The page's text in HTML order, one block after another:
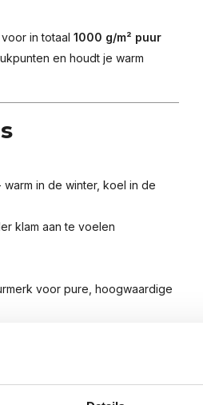
in totaal 1000 g/m² puur
en houdt je warm
warm in de winter, koel in de
klam aan te voelen
voor pure, hoogwaardige